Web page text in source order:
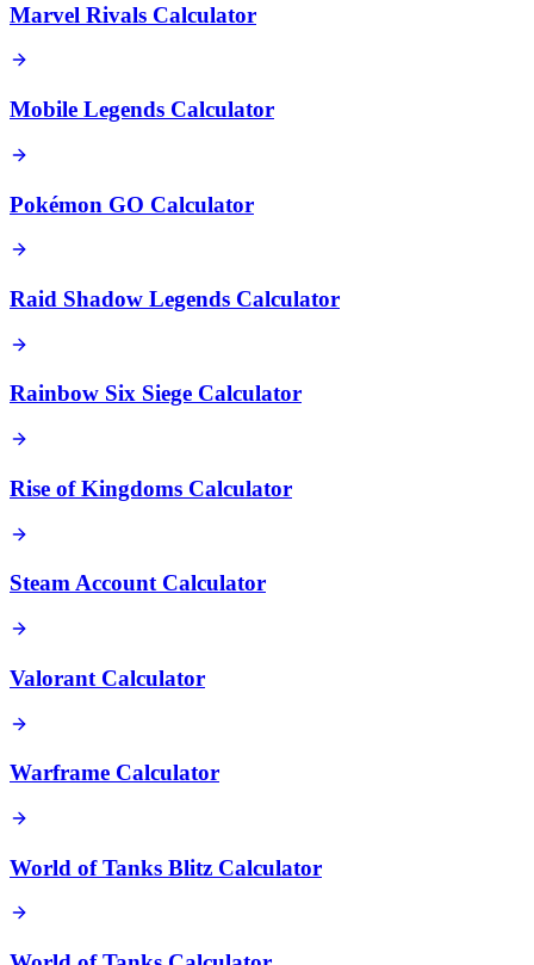
Marvel Rivals Calculator
Mobile Legends Calculator
Pokémon GO Calculator
Raid Shadow Legends Calculator
Rainbow Six Siege Calculator
Rise of Kingdoms Calculator
Steam Account Calculator
Valorant Calculator
Warframe Calculator
World of Tanks Blitz Calculator